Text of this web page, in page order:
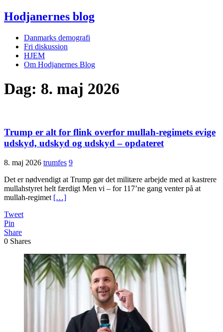
Hodjanernes blog
Danmarks demografi
Fri diskussion
HJEM
Om Hodjanernes Blog
Dag: 8. maj 2026
Trump er alt for flink overfor mullah-regimets evige
udskyd, udskyd og udskyd – opdateret
8. maj 2026 trumfes 9
Det er nødvendigt at Trump gør det militære arbejde med at kastrere
mullahstyret helt færdigt Men vi – for 117’ne gang venter på at
mullah-regimet […]
Tweet
Pin
Share
0 Shares